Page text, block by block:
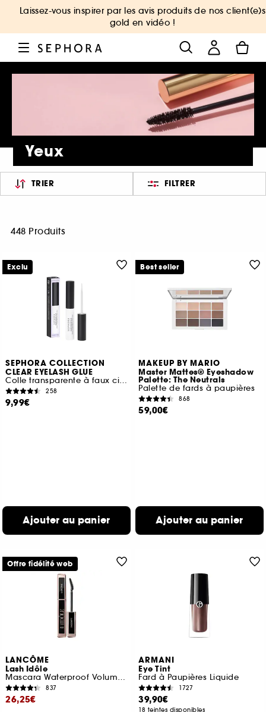
Laissez-vous inspirer par les avis produits de nos client(e)s
gold en vidéo !
Yeux
TRIER FILTRER
448 Produits
SEPHORA COLLECTION
CLEAR EYELASH GLUE
Colle transparente à faux cils Longue tenue, invisible
258
9,99€
Ajouter au panier
Exclu
MAKEUP BY MARIO
Master Mattes® Eyeshadow
Palette: The Neutrals
Palette de fards à paupières
868
59,00€
Ajouter au panier
Best seller
LANCÔME
Lash Idôle
Mascara Waterproof Volume Effet Cils Recourbés
837
26,25€
Offre fidélité web
ARMANI
Eye Tint
Fard à Paupières Liquide
1727
39,90€
18 teintes disponibles